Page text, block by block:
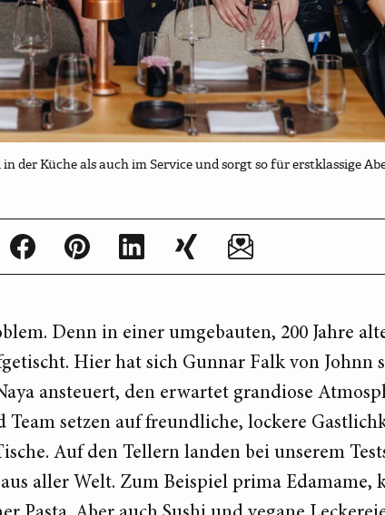
der Küche als auch im Service und sorgt so für erstklassige
Denn in einer umgebauten, 200 Jahre
Hier hat sich Gunnar Falk von Johnn
ansteuert, den erwartet grandiose
setzen auf freundliche, lockere
Auf den Tellern landen bei unserem
aller Welt. Zum Beispiel prima Edamame,